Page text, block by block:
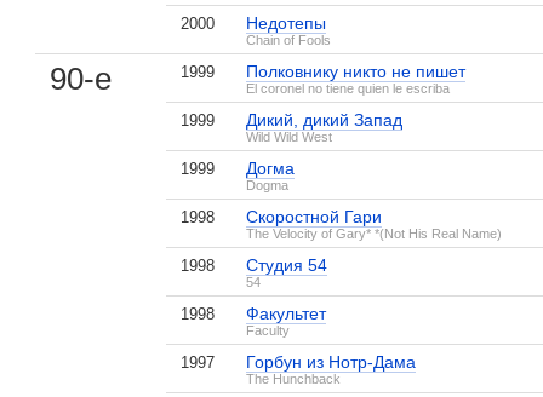
2000 Недотепы
Chain of Fools
90-е 1999 Полковнику никто не пишет
El coronel no tiene quien le escriba
1999 Дикий, дикий Запад
Wild Wild West
1999 Догма
Dogma
1998 Скоростной Гари
The Velocity of Gary* *(Not His Real Name)
1998 Студия 54
54
1998 Факультет
Faculty
1997 Горбун из Нотр-Дама
The Hunchback
3 кадра
Как заниматься
любовью по-английски
3 кадра
2 кадра
Одноклассники
1 кадр
История